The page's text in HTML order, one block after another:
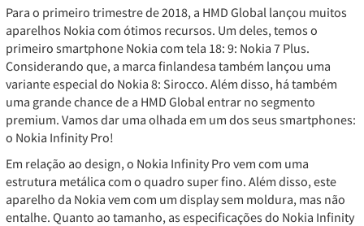
Para o primeiro trimestre de 2018, a HMD Global lançou muitos
aparelhos Nokia com ótimos recursos. Um deles, temos o
primeiro smartphone Nokia com tela 18: 9: Nokia 7 Plus.
Considerando que, a marca finlandesa também lançou uma
variante especial do Nokia 8: Sirocco. Além disso, há também
uma grande chance de a HMD Global entrar no segmento
premium. Vamos dar uma olhada em um dos seus smartphones:
o Nokia Infinity Pro!
Em relação ao design, o Nokia Infinity Pro vem com uma
estrutura metálica com o quadro super fino. Além disso, este
aparelho da Nokia vem com um display sem moldura, mas não
entalhe. Quanto ao tamanho, as especificações do Nokia Infinity